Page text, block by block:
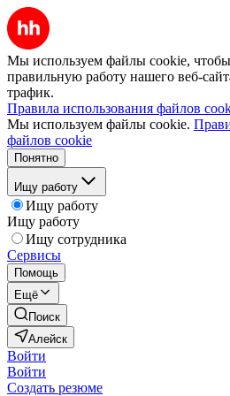
Мы используем файлы cookie, чтобы
правильную работу нашего веб-
трафик.
Правила использования файлов
Мы используем файлы cookie.
файлов cookie
Понятно
Ищу работу
Ищу работу
Ищу работу
Ищу сотрудника
Сервисы
Помощь
Ещё
Поиск
Алейск
Войти
Войти
Создать резюме